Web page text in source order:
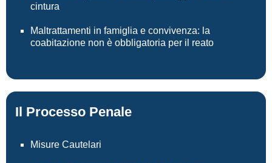
Il Processo Penale
Misure Cautelari
cintura
Maltrattamenti in famiglia e convivenza: la
coabitazione non è obbligatoria per il reato